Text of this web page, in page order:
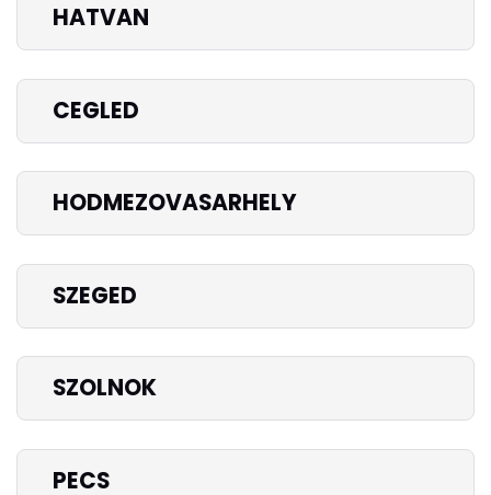
HATVAN
CEGLED
HODMEZOVASARHELY
SZEGED
SZOLNOK
PECS